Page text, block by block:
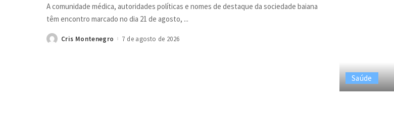
Saúde
A comunidade médica, autoridades políticas e nomes de destaque da sociedade baiana
têm encontro marcado no dia 21 de agosto, ...
PostedCris Montenegro 7 de agosto de 2026